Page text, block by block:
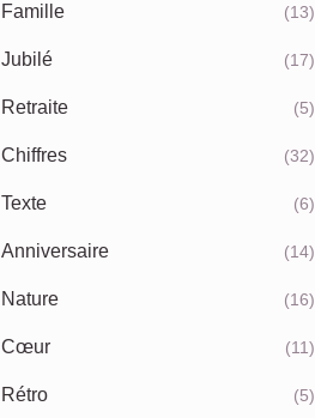
Famille (13)
Jubilé (17)
Retraite (5)
Chiffres (32)
Texte (6)
Anniversaire (14)
Nature (16)
Cœur (11)
Rétro (5)